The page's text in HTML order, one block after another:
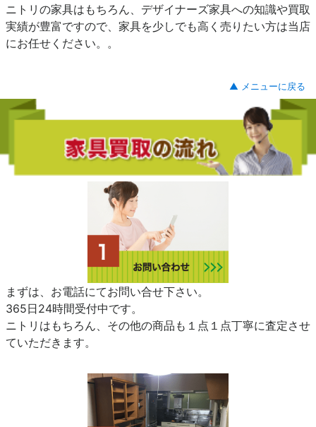
ニトリの家具はもちろん、デザイナーズ家具への知識や買取
実績が豊富ですので、家具を少しでも高く売りたい方は当店
にお任せください。。
▲ メニューに戻る
まずは、お電話にてお問い合せ下さい。
365日24時間受付中です。
ニトリはもちろん、その他の商品も１点１点丁寧に査定させ
ていただきます。